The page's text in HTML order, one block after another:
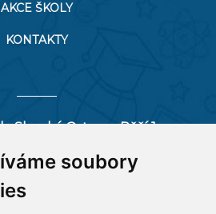
soubory
AKCE ŠKOLY
KONTAKTY
Slezská Ostrava, Pěší 1
00 Ostrava-Muglinov
596 244 880